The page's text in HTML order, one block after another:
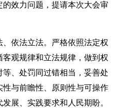
效力问题，提请本次大会审
依法立法。严格依照法定权
观规律和立法规律，做到权
、处罚同过错相当，妥善处
与前瞻性、原则性与可操作
展、实践要求和人民期盼。